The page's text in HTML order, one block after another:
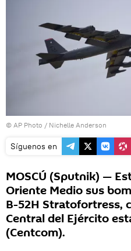
© AP Photo / Nichelle Anderson
Síguenos en
MOSCÚ (Sputnik) —
Oriente Medio sus
B-52H Stratofortress,
Central del Ejército
(Centcom).